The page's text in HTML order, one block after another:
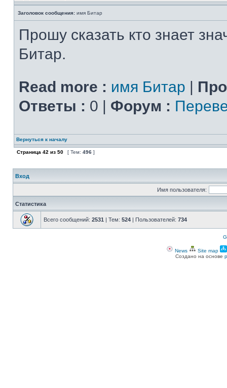
Заголовок сообщения: имя Битар
Прошу сказать кто знает
Битар.
Read more : имя Битар |
Ответы : 0 | Форум :
Вернуться к началу
Страница 42 из 50 [ Тем: 496 ]
Вход
Имя пользователя:
Статистика
Всего сообщений: 2531 | Тем: 524 | Пользователей: 734
News Site map
Создано на основе